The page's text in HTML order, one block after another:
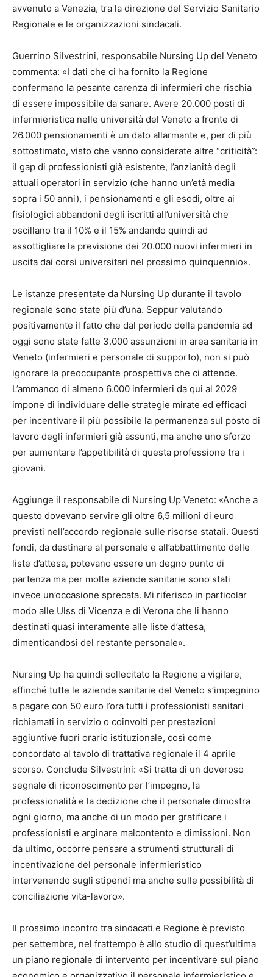
avvenuto a Venezia, tra la direzione del Servizio Sanitario
Regionale e le organizzazioni sindacali.
Guerrino Silvestrini, responsabile Nursing Up del Veneto
commenta: «I dati che ci ha fornito la Regione
confermano la pesante carenza di infermieri che rischia
di essere impossibile da sanare. Avere 20.000 posti di
infermieristica nelle università del Veneto a fronte di
26.000 pensionamenti è un dato allarmante e, per di più
sottostimato, visto che vanno considerate altre “criticità”:
il gap di professionisti già esistente, l’anzianità degli
attuali operatori in servizio (che hanno un’età media
sopra i 50 anni), i pensionamenti e gli esodi, oltre ai
fisiologici abbandoni degli iscritti all’università che
oscillano tra il 10% e il 15% andando quindi ad
assottigliare la previsione dei 20.000 nuovi infermieri in
uscita dai corsi universitari nel prossimo quinquennio».
Le istanze presentate da Nursing Up durante il tavolo
regionale sono state più d’una. Seppur valutando
positivamente il fatto che dal periodo della pandemia ad
oggi sono state fatte 3.000 assunzioni in area sanitaria in
Veneto (infermieri e personale di supporto), non si può
ignorare la preoccupante prospettiva che ci attende.
L’ammanco di almeno 6.000 infermieri da qui al 2029
impone di individuare delle strategie mirate ed efficaci
per incentivare il più possibile la permanenza sul posto di
lavoro degli infermieri già assunti, ma anche uno sforzo
per aumentare l’appetibilità di questa professione tra i
giovani.
Aggiunge il responsabile di Nursing Up Veneto: «Anche a
questo dovevano servire gli oltre 6,5 milioni di euro
previsti nell’accordo regionale sulle risorse statali. Questi
fondi, da destinare al personale e all’abbattimento delle
liste d’attesa, potevano essere un degno punto di
partenza ma per molte aziende sanitarie sono stati
invece un’occasione sprecata. Mi riferisco in particolar
modo alle Ulss di Vicenza e di Verona che li hanno
destinati quasi interamente alle liste d’attesa,
dimenticandosi del restante personale».
Nursing Up ha quindi sollecitato la Regione a vigilare,
affinché tutte le aziende sanitarie del Veneto s’impegnino
a pagare con 50 euro l’ora tutti i professionisti sanitari
richiamati in servizio o coinvolti per prestazioni
aggiuntive fuori orario istituzionale, così come
concordato al tavolo di trattativa regionale il 4 aprile
scorso. Conclude Silvestrini: «Si tratta di un doveroso
segnale di riconoscimento per l’impegno, la
professionalità e la dedizione che il personale dimostra
ogni giorno, ma anche di un modo per gratificare i
professionisti e arginare malcontento e dimissioni. Non
da ultimo, occorre pensare a strumenti strutturali di
incentivazione del personale infermieristico
intervenendo sugli stipendi ma anche sulle possibilità di
conciliazione vita-lavoro».
Il prossimo incontro tra sindacati e Regione è previsto
per settembre, nel frattempo è allo studio di quest’ultima
un piano regionale di intervento per incentivare sul piano